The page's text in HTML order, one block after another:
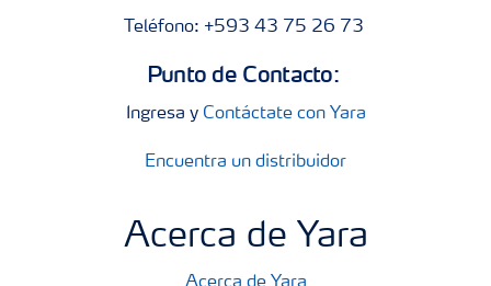
Teléfono: +593 43 75 26 73
Punto de Contacto:
Ingresa y Contáctate con Yara
Encuentra un distribuidor
Acerca de Yara